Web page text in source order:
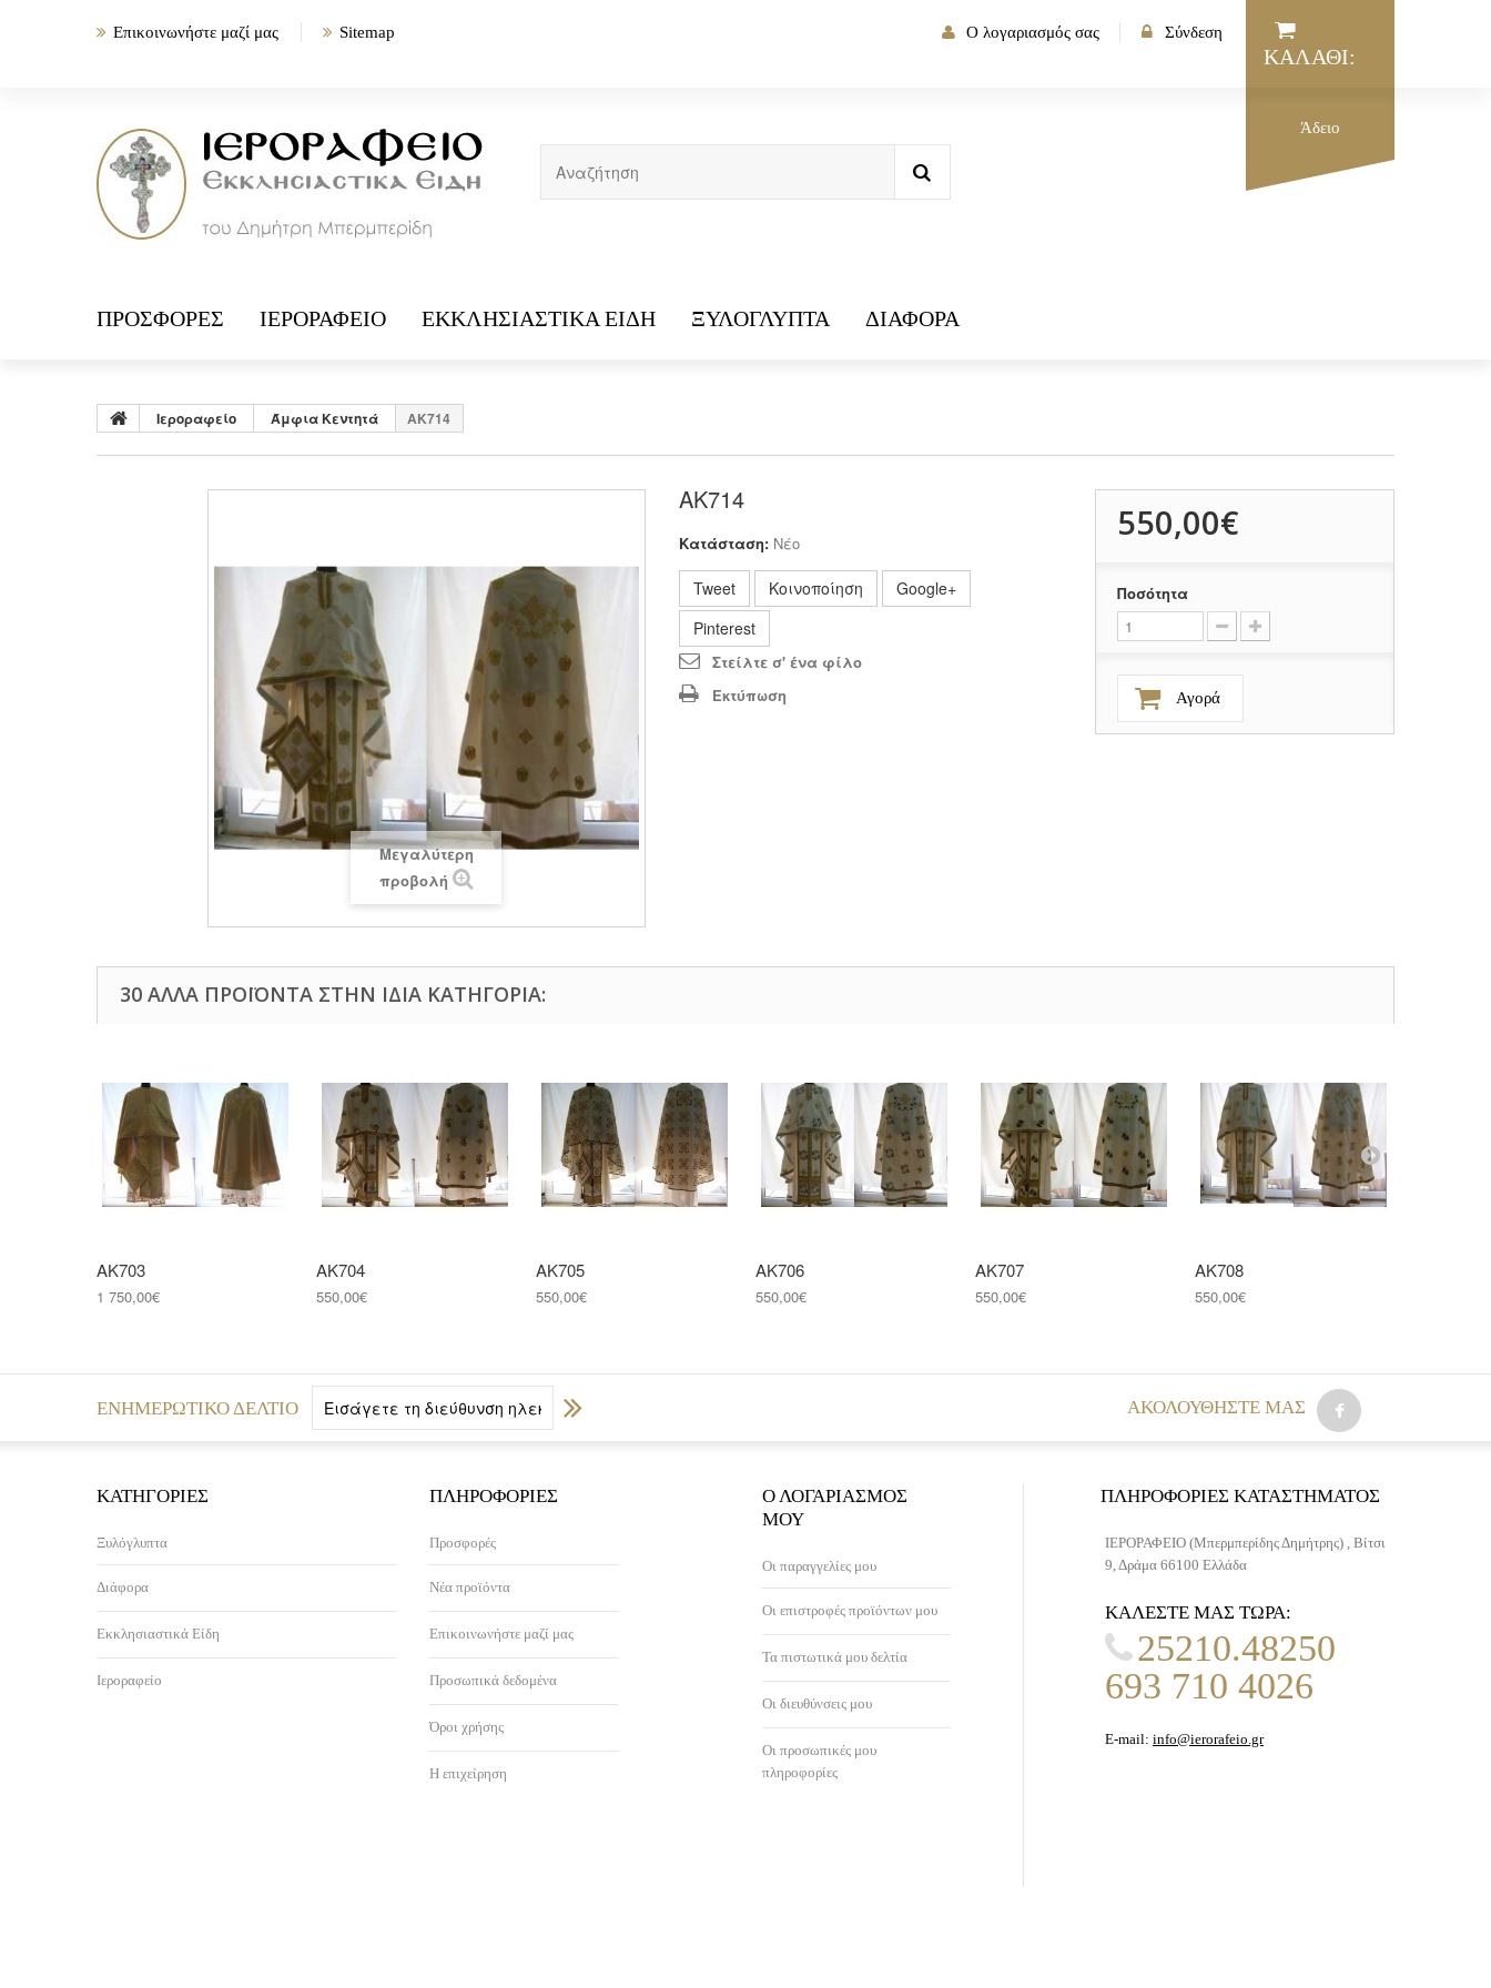
ΚΑΛΆΘΙ:
Άδειο
Σύνδεση
Ο λογαριασμός σας
Επικοινωνήστε μαζί μας Sitemap
ΠΡΟΣΦΟΡΈΣ ΙΕΡΟΡΑΦΕΊΟ ΕΚΚΛΗΣΙΑΣΤΙΚΆ ΕΊΔΗ ΞΥΛΌΓΛΥΠΤΑ ΔΙΆΦΟΡΑ
Ιεροραφείο Άμφια Κεντητά ΑΚ714
Μεγαλύτερη
προβολή
ΑΚ714
Κατάσταση: Νέο
Tweet Κοινοποίηση
Google+
Pinterest
Στείλτε σ' ένα φίλο
Εκτύπωση
550,00€
Ποσότητα
Αγορά
30 ΆΛΛΑ ΠΡΟΪΌΝΤΑ ΣΤΗΝ ΊΔΙΑ ΚΑΤΗΓΟΡΊΑ:
ΑΚ703
1 750,00€
ΑΚ704
550,00€
ΑΚ705
550,00€
ΑΚ706
550,00€
ΑΚ707
550,00€
ΑΚ708
550,00€
ΕΝΗΜΕΡΩΤΙΚΌ ΔΕΛΤΊΟ AΚΟΛΟΥΘΉΣΤΕ ΜΑΣ
ΚΑΤΗΓΟΡΊΕΣ
Ξυλόγλυπτα
Διάφορα
Εκκλησιαστικά Είδη
Ιεροραφείο
ΠΛΗΡΟΦΟΡΊΕΣ
Προσφορές
Νέα προϊόντα
Επικοινωνήστε μαζί μας
Προσωπικά δεδομένα
Όροι χρήσης
Η επιχείρηση
Ο ΛΟΓΑΡΙΑΣΜΌΣ
ΜΟΥ
Οι παραγγελίες μου
Οι επιστροφές προϊόντων μου
Τα πιστωτικά μου δελτία
Οι διευθύνσεις μου
Οι προσωπικές μου
πληροφορίες
ΠΛΗΡΟΦΟΡΊΕΣ ΚΑΤΑΣΤΉΜΑΤΟΣ
ΙΕΡΟΡΑΦΕΙΟ (Μπερμπερίδης Δημήτρης) , Βίτσι
9, Δράμα 66100 Ελλάδα
ΚΑΛΈΣΤΕ ΜΑΣ ΤΏΡΑ:
25210.48250
693 710 4026
E-mail: info@ierorafeio.gr